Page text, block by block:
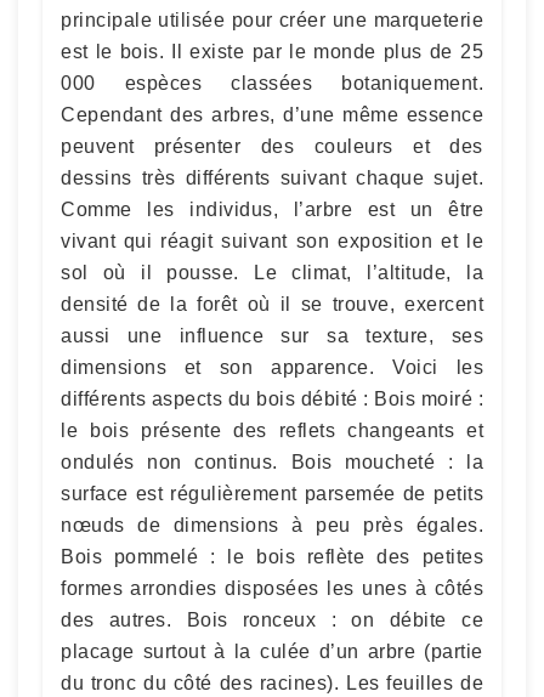
principale utilisée pour créer une marqueterie
est le bois. Il existe par le monde plus de 25
000 espèces classées botaniquement.
Cependant des arbres, d’une même essence
peuvent présenter des couleurs et des
dessins très différents suivant chaque sujet.
Comme les individus, l’arbre est un être
vivant qui réagit suivant son exposition et le
sol où il pousse. Le climat, l’altitude, la
densité de la forêt où il se trouve, exercent
aussi une influence sur sa texture, ses
dimensions et son apparence. Voici les
différents aspects du bois débité : Bois moiré :
le bois présente des reflets changeants et
ondulés non continus. Bois moucheté : la
surface est régulièrement parsemée de petits
nœuds de dimensions à peu près égales.
Bois pommelé : le bois reflète des petites
formes arrondies disposées les unes à côtés
des autres. Bois ronceux : on débite ce
placage surtout à la culée d’un arbre (partie
du tronc du côté des racines). Les feuilles de